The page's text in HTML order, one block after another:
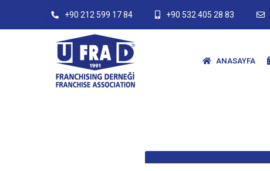
+90 212 599 17 84 +90 532 405 28 83
ANASAYFA